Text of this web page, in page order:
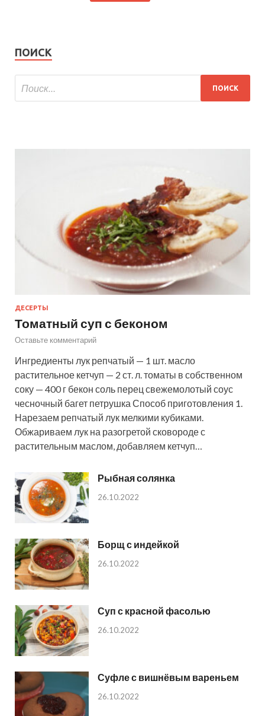
ПОИСК
ДЕСЕРТЫ
Томатный суп с беконом
Оставьте комментарий
Ингредиенты лук репчатый — 1 шт. масло
растительное кетчуп — 2 ст. л. томаты в собственном
соку — 400 г бекон соль перец свежемолотый соус
чесночный багет петрушка Способ приготовления 1.
Нарезаем репчатый лук мелкими кубиками.
Обжариваем лук на разогретой сковороде с
растительным маслом, добавляем кетчуп…
Рыбная солянка
26.10.2022
Борщ с индейкой
26.10.2022
Суп с красной фасолью
26.10.2022
Суфле с вишнёвым вареньем
26.10.2022